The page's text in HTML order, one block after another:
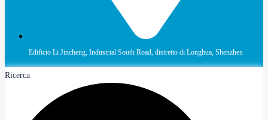
Edificio Li Jincheng, Industrial South Road, distretto di Longhua, Shenzhen
Ricerca